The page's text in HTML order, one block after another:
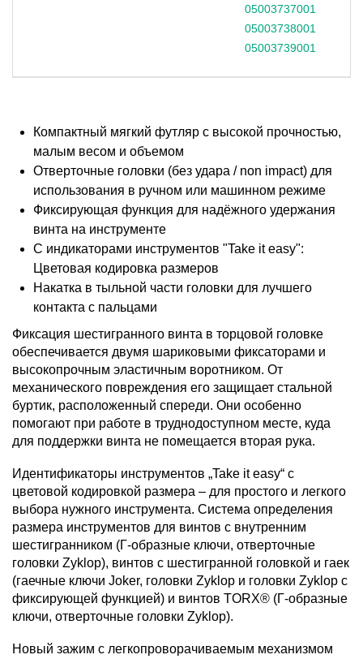
05003737001
05003738001
05003739001
Компактный мягкий футляр с высокой прочностью,
малым весом и объемом
Отверточные головки (без удара / non impact) для
использования в ручном или машинном режиме
Фиксирующая функция для надёжного удержания
винта на инструменте
С индикаторами инструментов "Take it easy":
Цветовая кодировка размеров
Накатка в тыльной части головки для лучшего
контакта с пальцами
Фиксация шестигранного винта в торцовой головке
обеспечивается двумя шариковыми фиксаторами и
высокопрочным эластичным воротником. От
механического повреждения его защищает стальной
буртик, расположенный спереди. Они особенно
помогают при работе в труднодоступном месте, куда
для поддержки винта не помещается вторая рука.
Идентификаторы инструментов „Take it easy“ с
цветовой кодировкой размера – для простого и легкого
выбора нужного инструмента. Система определения
размера инструментов для винтов с внутренним
шестигранником (Г-образные ключи, отверточные
головки Zyklop), винтов с шестигранной головкой и гаек
(гаечные ключи Joker, головки Zyklop и головки Zyklop с
фиксирующей функцией) и винтов TORX® (Г-образные
ключи, отверточные головки Zyklop).
Новый зажим с легкопроворачиваемым механизмом